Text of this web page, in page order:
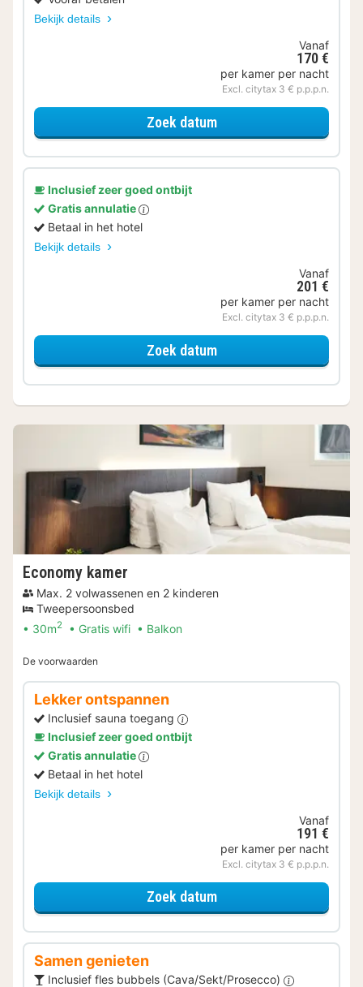
Bekijk details
Vanaf
170 €
per kamer per nacht
Excl. citytax 3 € p.p.p.n.
Zoek datumvoor Standaard Kamer
Inclusief zeer goed ontbijt
Gratis annulatie
Betaal in het hotel
Bekijk details
Vanaf
201 €
per kamer per nacht
Excl. citytax 3 € p.p.p.n.
Zoek datumvoor Standaard Kamer
Economy kamer
Max. 2 volwassenen en 2 kinderen
Tweepersoonsbed
30m2 Gratis wifi Balkon
De voorwaarden
Lekker ontspannen
Inclusief sauna toegang
Inclusief zeer goed ontbijt
Gratis annulatie
Betaal in het hotel
Bekijk details
Vanaf
191 €
per kamer per nacht
Excl. citytax 3 € p.p.p.n.
Zoek datumvoor Lekker ontspannen
Samen genieten
Inclusief fles bubbels (Cava/Sekt/Prosecco)